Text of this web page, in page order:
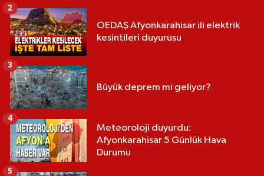
OEDAŞ Afyonkarahisar ili elektrik
kesintileri duyurusu
2
Büyük deprem mi geliyor?
3
Meteoroloji duyurdu:
Afyonkarahisar 5 Günlük Hava
Durumu
4
5